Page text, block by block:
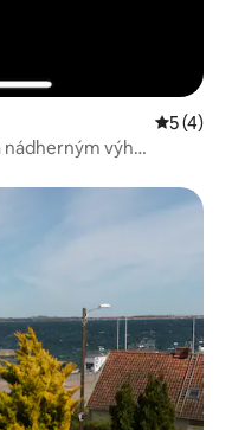
5 (4)
nádherným výh